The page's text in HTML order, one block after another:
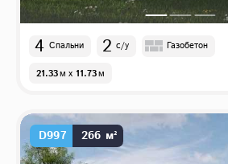
4 Спальни 2 с/у Газобетон
21.33м x 11.73м
D997 266 м²